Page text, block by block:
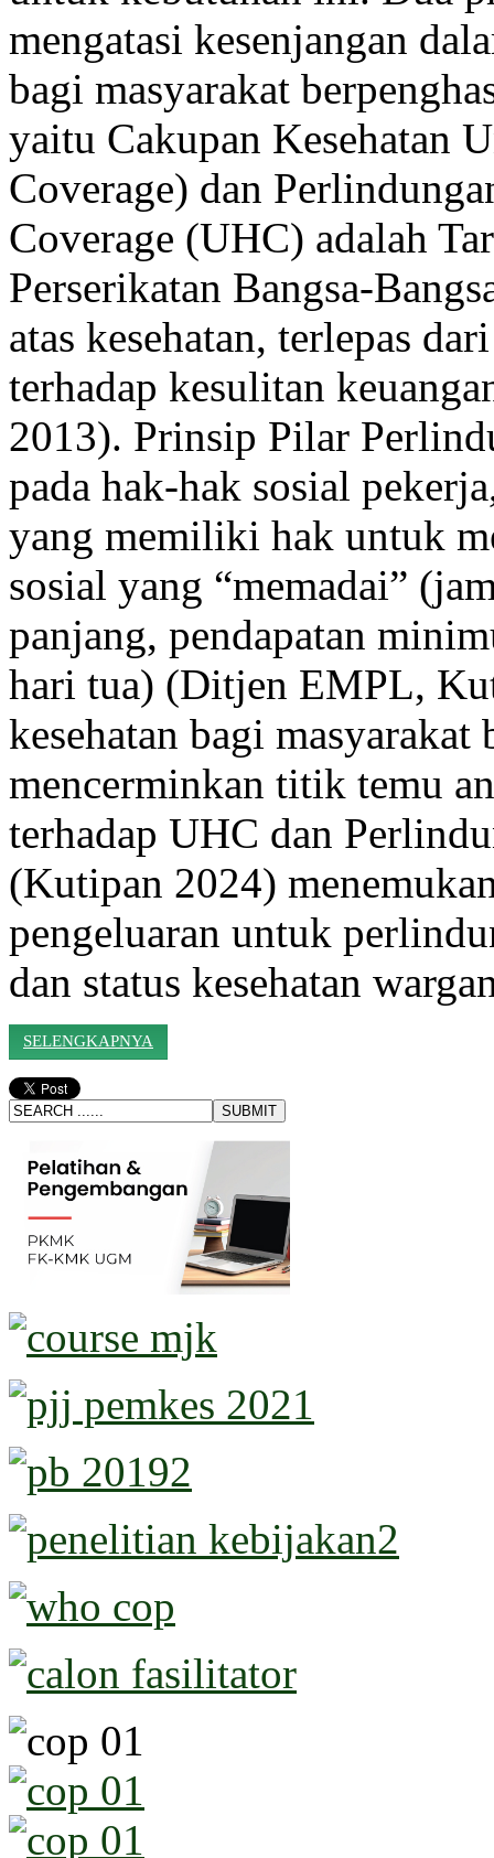
mengatasi kesenjangan
bagi masyarakat
yaitu Cakupan Kesehatan
Coverage) dan
Coverage (UHC) adalah
Perserikatan Bangsa-
atas kesehatan, terlepas
terhadap kesulitan
2013). Prinsip Pilar
pada hak-hak sosial
yang memiliki hak untuk
sosial yang “memadai”
panjang, pendapatan
hari tua) (Ditjen EMPL,
kesehatan bagi masyarakat
mencerminkan titik temu
terhadap UHC dan
(Kutipan 2024)
pengeluaran untuk
dan status kesehatan
SELENGKAPNYA